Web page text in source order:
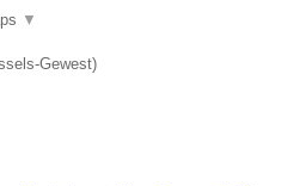
▼
Gewest)